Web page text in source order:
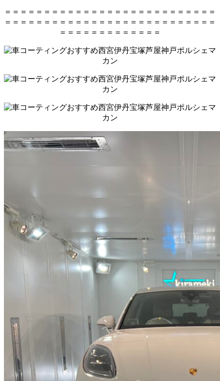
＝＝＝＝＝＝＝＝＝＝＝＝＝＝＝＝＝＝＝＝＝＝＝＝＝＝＝
＝＝＝＝＝＝＝＝＝＝＝＝＝＝＝＝＝＝＝＝＝＝＝＝＝＝＝
＝＝＝＝＝＝＝＝＝＝＝＝＝